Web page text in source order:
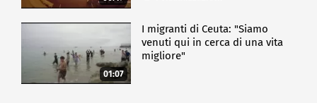
01:07
I migranti di Ceuta: "Siamo
venuti qui in cerca di una vita
migliore"